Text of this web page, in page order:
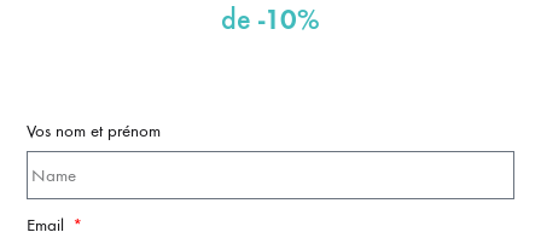
de -10%
Vos nom et prénom
Email